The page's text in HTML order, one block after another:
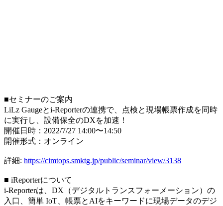
■セミナーのご案内
LiLz Gaugeとi-Reporterの連携で、点検と現場帳票作成を同時
に実行し、設備保全のDXを加速！
開催日時：2022/7/27 14:00〜14:50
開催形式：オンライン
詳細: https://cimtops.smktg.jp/public/seminar/view/3138
■ iReporterについて
i-Reporterは、DX（デジタルトランスフォーメーション）の
入口、簡単 IoT、帳票とAIをキーワードに現場データのデジ